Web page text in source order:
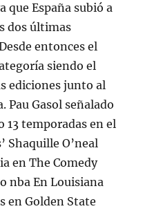
que España subió a
dos últimas
entonces el
siendo el
ediciones junto al
Pau Gasol señalado
13 temporadas en el
Shaquille O’neal
en The Comedy
nba En Louisiana
en Golden State